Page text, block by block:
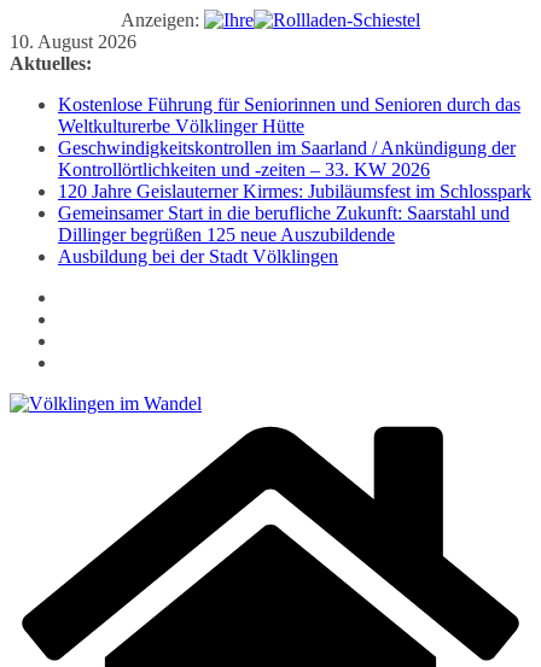
Anzeigen:
Zum
Inhalt
10. August 2026
Aktuelles:
Kostenlose Führung für Seniorinnen und Senioren durch das
Weltkulturerbe Völklinger Hütte
Geschwindigkeitskontrollen im Saarland / Ankündigung der
Kontrollörtlichkeiten und -zeiten – 33. KW 2026
120 Jahre Geislauterner Kirmes: Jubiläumsfest im Schlosspark
Gemeinsamer Start in die berufliche Zukunft: Saarstahl und
Dillinger begrüßen 125 neue Auszubildende
Ausbildung bei der Stadt Völklingen